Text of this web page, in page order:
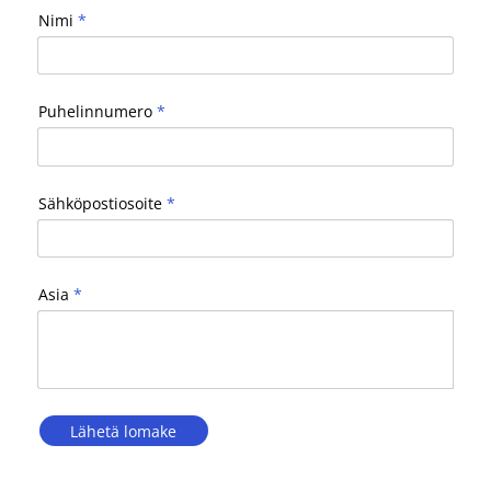
Nimi *
Puhelinnumero*
Sähköpostiosoite*
Asia *
Lähetä lomake